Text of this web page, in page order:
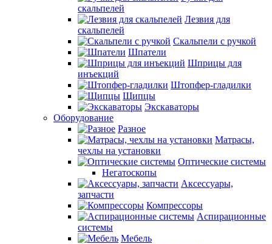
скальпелей
Лезвия для
скальпелей
Скальпели с ручкой
Шпатели
Шприцы для
инъекций
Штопфер-гладилки
Щипцы
Экскаваторы
Оборудование
Разное
Матрасы,
чехлы на установки
Оптические системы
Негатоскопы
Аксессуары,
запчасти
Компрессоры
Аспирационные
системы
Мебель